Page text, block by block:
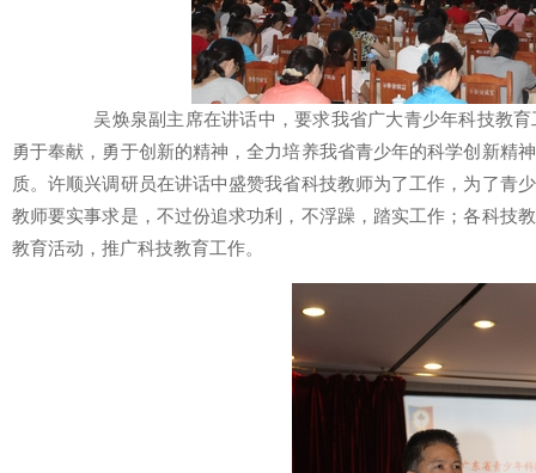
吴焕泉副主席在讲话中，要求我省广大青少年科技教育
勇于奉献，勇于创新的精神，全力培养我省青少年的科学创新精
质。许顺兴调研员在讲话中盛赞我省科技教师为了工作，为了青
教师要实事求是，不过份追求功利，不浮躁，踏实工作；各科技
教育活动，推广科技教育工作。